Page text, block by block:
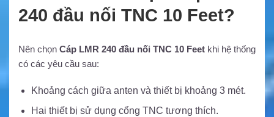
240 đầu nối TNC 10 Feet?
Nên chọn Cáp LMR 240 đầu nối TNC 10 Feet khi hệ thống
có các yêu cầu sau:
Khoảng cách giữa anten và thiết bị khoảng 3 mét.
Hai thiết bị sử dụng cổng TNC tương thích.